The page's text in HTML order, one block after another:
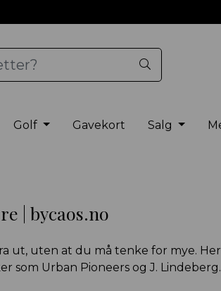
Golf Gavekort Salg
| bycaos.no
ut, uten at du må tenke for mye.
som Urban Pioneers og J. Lindeberg.